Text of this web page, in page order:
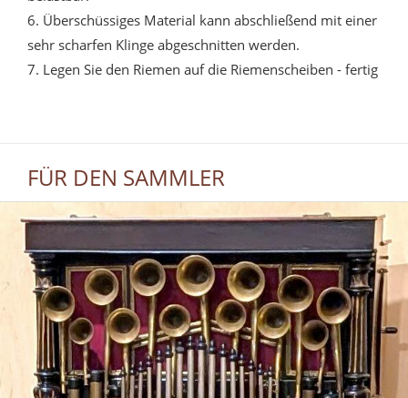
6. Überschüssiges Material kann abschließend mit einer
sehr scharfen Klinge abgeschnitten werden.
7. Legen Sie den Riemen auf die Riemenscheiben - fertig
FÜR DEN SAMMLER